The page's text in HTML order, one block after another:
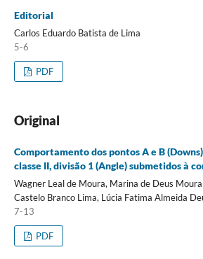
Editorial
Carlos Eduardo Batista de Lima
5-6
PDF
Original
Comportamento dos pontos A e B
classe II, divisão 1 (Angle) submetidos à
Wagner Leal de Moura, Marina de Deus
Castelo Branco Lima, Lúcia Fatima Almeida
7-13
PDF